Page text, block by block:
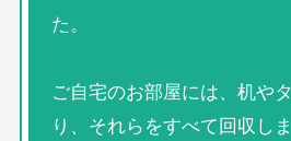
た。
ご自宅のお部屋には、机や
り、それらをすべて回収しま